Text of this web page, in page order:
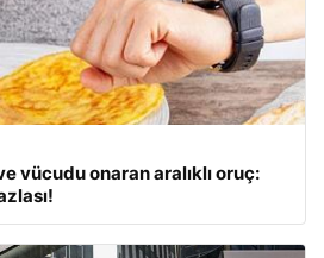
vücudu onaran aralıklı oruç: